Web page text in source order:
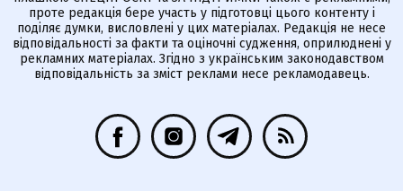
проте редакція бере участь у підготовці цього контенту і
поділяє думки, висловлені у цих матеріалах. Редакція не несе
відповідальності за факти та оціночні судження, оприлюднені у
рекламних матеріалах. Згідно з українським законодавством
відповідальність за зміст реклами несе рекламодавець.